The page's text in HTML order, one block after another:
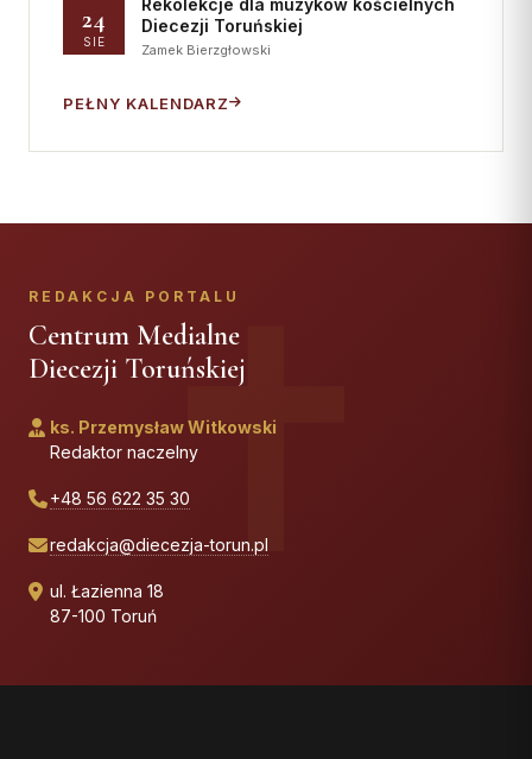
24
SIE
Diecezji Toruńskiej
Zamek Bierzgłowski
PEŁNY KALENDARZ
REDAKCJA PORTALU
Centrum Medialne
Diecezji Toruńskiej
ks. Przemysław Witkowski
Redaktor naczelny
+48 56 622 35 30
redakcja@diecezja-torun.pl
ul. Łazienna 18
87-100 Toruń